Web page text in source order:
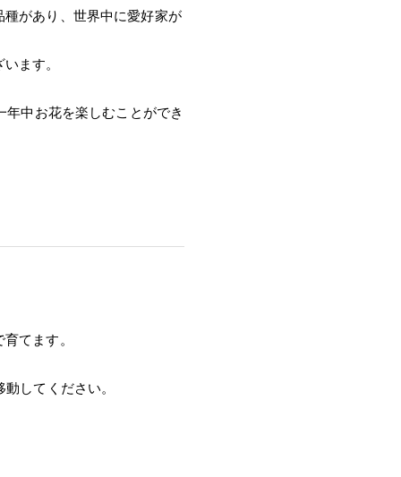
があり、世界中に愛好家が
ます。
中お花を楽しむことができ
てます。
してください。